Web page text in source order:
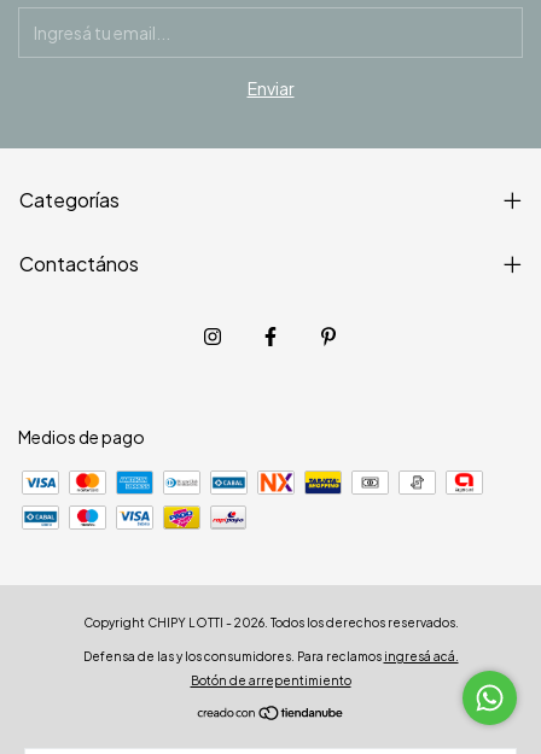
Categorías
Contactános
Medios de pago
Copyright CHIPY LOTTI - 2026. Todos los derechos reservados.
Defensa de las y los consumidores. Para reclamos ingresá acá.
Botón de arrepentimiento